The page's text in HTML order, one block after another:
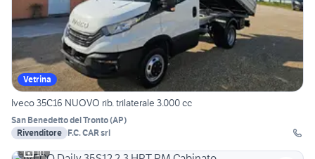
Vetrina
Iveco 35C16 NUOVO rib. trilaterale 3.000 cc
San Benedetto del Tronto(AP)
Rivenditore F.C. CAR srl
10